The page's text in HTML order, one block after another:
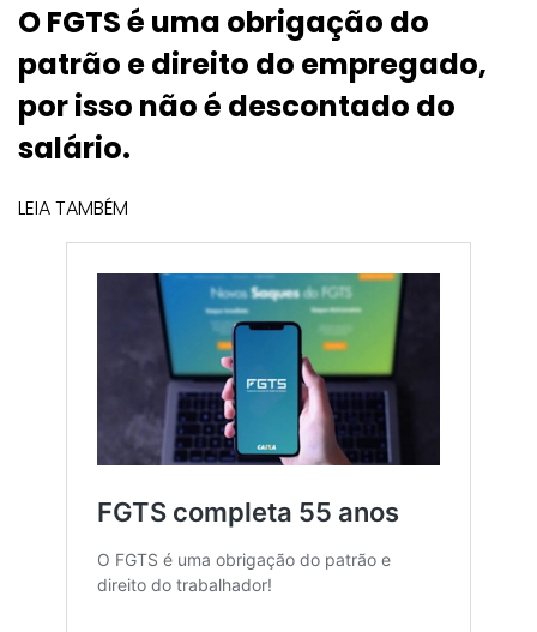
O FGTS é uma obrigação do
patrão edireito do empregado,
por isso não é descontado do
salário.
LEIA TAMBÉM